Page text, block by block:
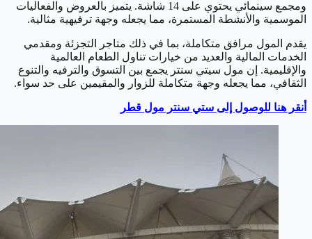
ومجمع سينمائي يحتوي على 14 شاشة. يتميز بالعروض والفعاليات
الموسمية والأنشطة المستمرة، مما يجعله وجهة ترفيهية مثالية.
يقدم المول مرافق متكاملة، بما في ذلك متاجر التجزئة ومقدمي
الخدمات المالية والعديد من خيارات تناول الطعام العالمية
والإقليمية. إن مول سيتي سنتر يجمع بين التسوق والترفيه والتنوع
الثقافي، مما يجعله وجهة متكاملة للزوار والمقيمين على حد سواء.
أنقر هنا للوصول إلى ستي سنتر مول قطر